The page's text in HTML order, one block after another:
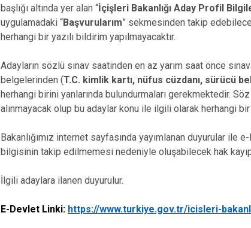
başlığı altında yer alan “İçişleri Bakanlığı Aday Profil
uygulamadaki “Başvurularım” sekmesinden takip
herhangi bir yazılı bildirim yapılmayacaktır.
Adayların sözlü sınav saatinden en az yarım saat önce
belgelerinden (T.C. kimlik kartı, nüfus cüzdanı, sürücü
herhangi birini yanlarında bulundurmaları gerekmektedir.
alınmayacak olup bu adaylar konu ile ilgili olarak herhangi
Bakanlığımız internet sayfasında yayımlanan duyurular ile
bilgisinin takip edilmemesi nedeniyle oluşabilecek hak
İlgili adaylara ilanen duyurulur.
E-Devlet Linki: https://www.turkiye.gov.tr/icisleri-